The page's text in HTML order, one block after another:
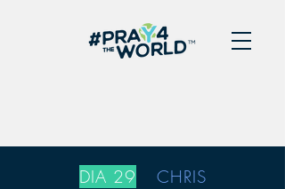
DIA 29
CHRIS